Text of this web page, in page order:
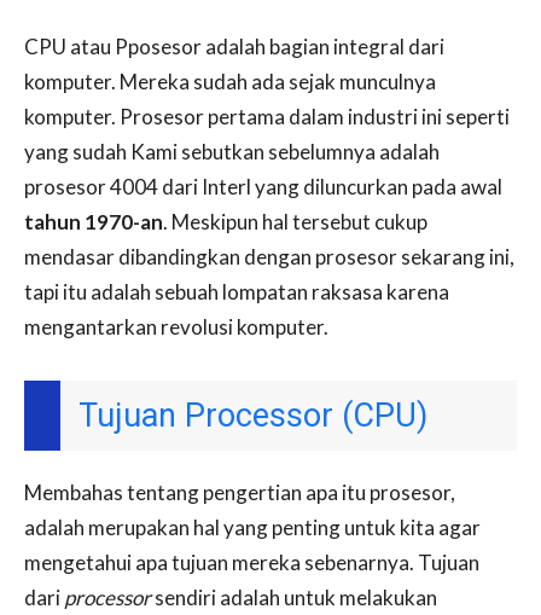
CPU atau Pposesor adalah bagian integral dari
komputer. Mereka sudah ada sejak munculnya
komputer. Prosesor pertama dalam industri ini seperti
yang sudah Kami sebutkan sebelumnya adalah
prosesor 4004 dari Interl yang diluncurkan pada awal
tahun 1970-an. Meskipun hal tersebut cukup
mendasar dibandingkan dengan prosesor sekarang ini,
tapi itu adalah sebuah lompatan raksasa karena
mengantarkan revolusi komputer.
Tujuan Processor (CPU)
Membahas tentang pengertian apa itu prosesor,
adalah merupakan hal yang penting untuk kita agar
mengetahui apa tujuan mereka sebenarnya. Tujuan
dariprocessorsendiri adalah untuk melakukan